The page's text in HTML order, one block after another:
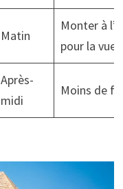
Matin
Monter à
pour la vue
Après-
midi
Moins de